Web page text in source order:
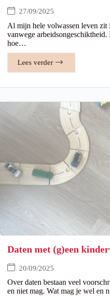
27/09/2025
Al mijn hele volwassen leven zit
vanwege arbeidsongeschiktheid.
hoe…
Lees verder
Daten met (g)een
20/09/2025
Over daten bestaan veel
en niet mag. Wat mag je wel en